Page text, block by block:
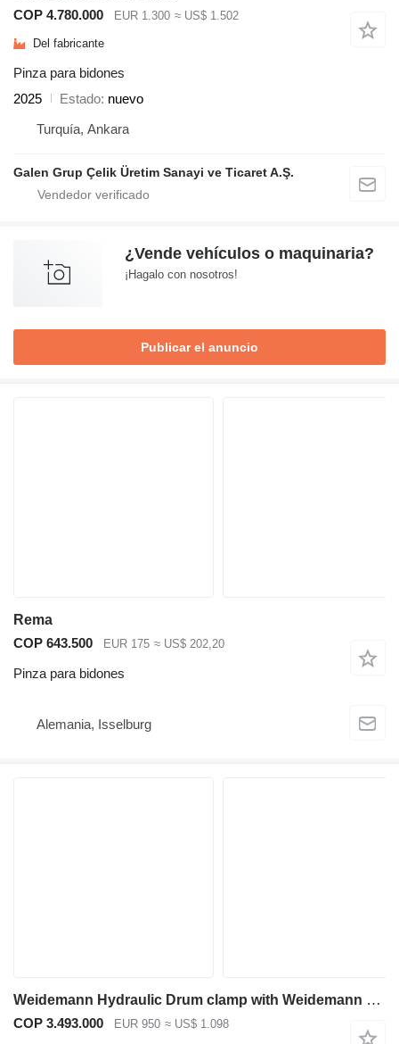
COP 4.780.000
EUR 1.300 ≈ US$ 1.502
Del fabricante
Pinza para bidones
2025
Estado nuevo
Turquía, Ankara
Galen Grup Çelik Üretim Sanayi ve Ticaret A.Ş.
¿Vende vehículos o maquinaria?
¡Hagalo con nosotros!
Publicar el anuncio
Rema
COP 643.500
EUR 175 ≈ US$ 202,20
Pinza para bidones
Alemania, Isselburg
Weidemann Hydraulic Drum clamp with Weidemann bracket
COP 3.493.000 EUR 950 ≈ US$ 1.098